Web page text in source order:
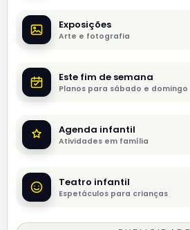
Exposições
Arte e fotografia
Este fim de semana
Planos para sábado e domingo
Agenda infantil
Atividades em família
Teatro infantil
Espetáculos para crianças